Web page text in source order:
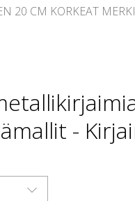
20 CM KORKEAT
-